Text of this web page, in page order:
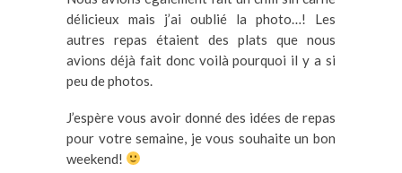
délicieux mais j’ai oublié la photo…! Les
autres repas étaient des plats que nous
avions déjà fait donc voilà pourquoi il y a si
peu de photos.
J’espère vous avoir donné des idées de repas
pour votre semaine, je vous souhaite un bon
weekend!